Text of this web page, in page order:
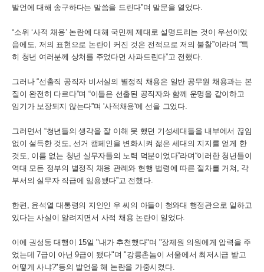
발언에 대해 송구하다는 말씀을 드린다”며 말문을 열었다.
“소위 ‘사적 채용’ 논란에 대해 국민께 제대로 설명드리는 것이 우선이었
음에도, 저의 표현으로 논란이 커진 것은 전적으로 저의 불찰”이라며 “특
히 청년 여러분께 상처를 주었다면 사과드린다”고 전했다.
그러나 “선출직 공직자 비서실의 별정직 채용은 일반 공무원 채용과는 본
질이 완전히 다르다”며 “이들은 선출된 공직자와 함께 운명을 같이하고
임기가 보장되지 않는다”며 '사적채용'에 선을 그었다.
그러면서 “청년들의 생각을 잘 이해 못 했던 기성세대들을 내부에서 끊임
없이 설득한 것도, 선거 캠페인을 변화시켜 젊은 세대의 지지를 얻게 한
것도, 이름 없는 청년 실무자들의 노력 덕분이었다”라며“이러한 청년들이
역대 모든 정부의 별정직 채용 관례와 현행 법령에 따른 절차를 거쳐, 각
부서의 실무자 직급에 임용됐다”고 전했다.
한편, 윤석열 대통령의 지인인 우 씨의 아들이 청와대 행정관으로 일하고
있다는 사실이 알려지면서 사적 채용 논란이 일었다.
이에 권성동 대행이 15일 "내가 추천했다"며 "장제원 의원에게 압력을 주
었는데 7급이 아닌 9급이 됐다"며 "강릉촌놈이 서울에서 최저시급 받고
어떻게 사냐?"등의 발언을 해 논란을 가중시켰다.